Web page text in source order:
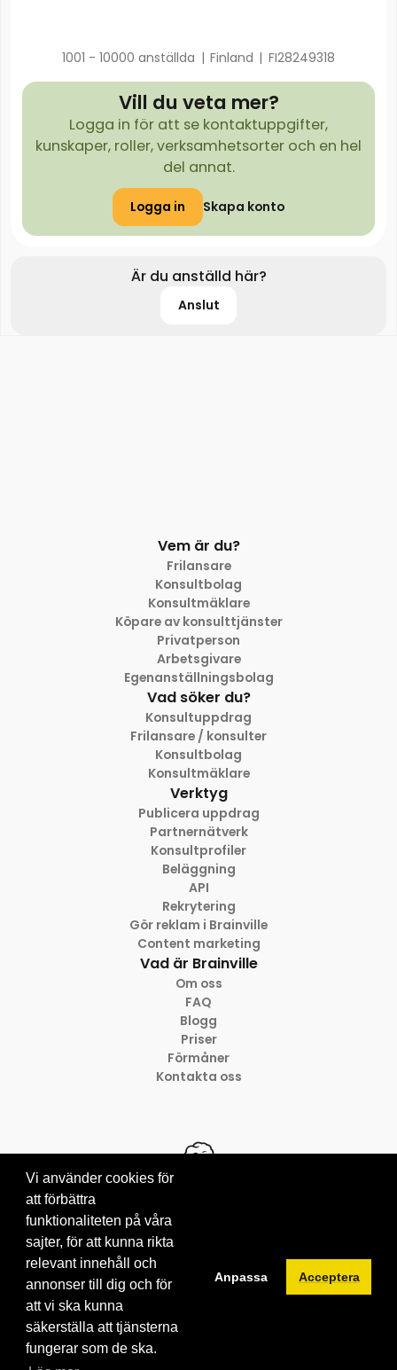
1001 - 10000 anställda | Finland | FI28249318
Vill du veta mer?
Logga in för att se kontaktuppgifter,
kunskaper, roller, verksamhetsorter och en hel
del annat.
Logga in Skapa konto
Är du anställd här?
Anslut
Vem är du?
Frilansare
Konsultbolag
Konsultmäklare
Köpare av konsulttjänster
Privatperson
Arbetsgivare
Egenanställningsbolag
Vad söker du?
Konsultuppdrag
Frilansare / konsulter
Konsultbolag
Konsultmäklare
Verktyg
Publicera uppdrag
Partnernätverk
Konsultprofiler
Beläggning
API
Rekrytering
Gör reklam i Brainville
Content marketing
Vad är Brainville
Om oss
FAQ
Blogg
Priser
Förmåner
Kontakta oss
© 2012-2026 Brainville AB
Villkor för tjänsten
Cookies
Vi använder cookies för
att förbättra
funktionaliteten på våra
sajter, för att kunna rikta
relevant innehåll och
annonser till dig och för
att vi ska kunna
säkerställa att tjänsterna
fungerar som de ska.
Anpassa Acceptera